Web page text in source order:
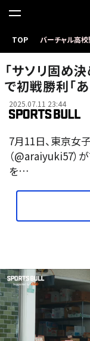
TOP バーチャル高
「サソリ固め
で初戦勝利「
2025.07.11 23:44
7月11日、東京女
（@araiyuki57）
を…